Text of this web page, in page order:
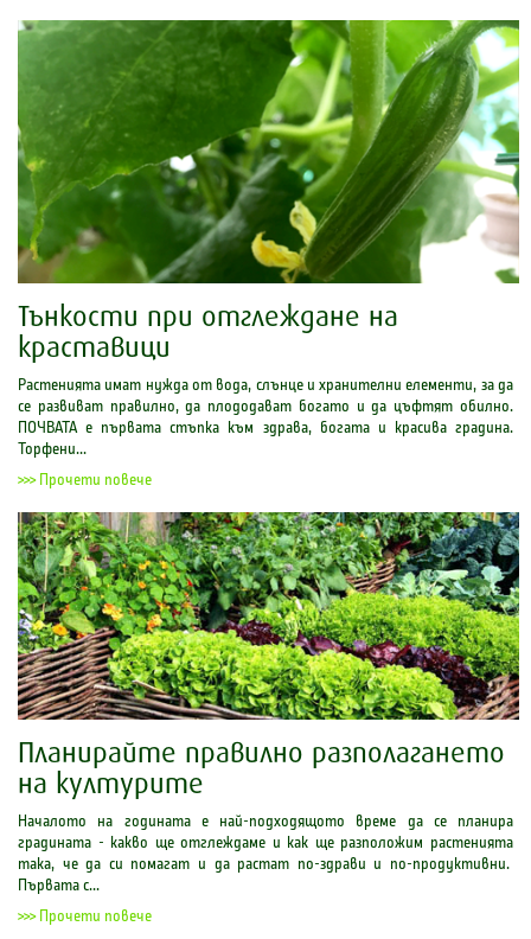
Тънкости при отглеждане на
краставици
Растенията имат нужда от вода, слънце и хранителни елементи, за да
се развиват правилно, да плододават богато и да цъфтят обилно.
ПОЧВАТА е първата стъпка към здрава, богата и красива градина.
Торфени...
>>> Прочети повече
Планирайте правилно разполагането
на културите
Началото на годината е най-подходящото време да се планира
градината - какво ще отглеждаме и как ще разположим растенията
така, че да си помагат и да растат по-здрави и по-продуктивни.
Първата с...
>>> Прочети повече